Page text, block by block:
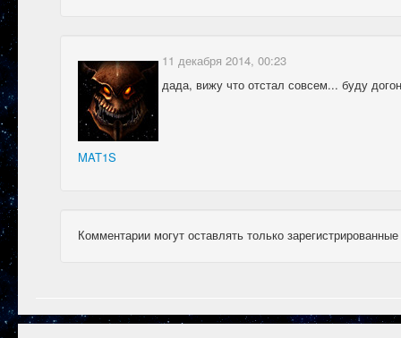
MAT1S
11 декабря 2014, 00:23
дада, вижу что отстал совсем... буду
Комментарии могут оставлять только